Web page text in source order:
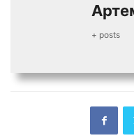
+ posts